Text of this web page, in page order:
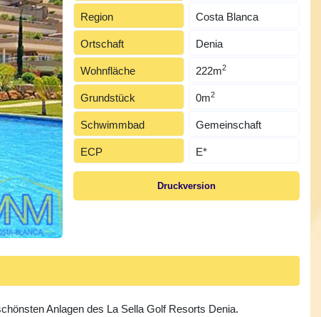
Region Costa Blanca
Ortschaft Denia
Wohnfläche 222m2
Grundstück 0m2
Schwimmbad Gemeinschaft
ECP E*
Druckversion
Anlagen des La Sella Golf Resorts Denia.